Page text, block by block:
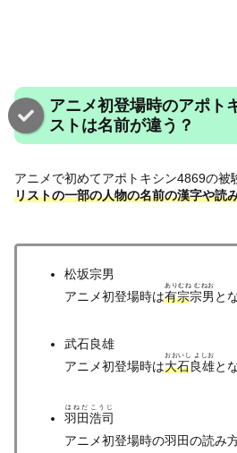
アニメ初登場時のアポト
ストは名前が違う？
アニメで初めてアポトキシン4869の被
リストの一部の人物の名前の漢字や読
松坂宗男
アニメ初登場時は有宗宗男
ありむね むねお
と
武石良雄
アニメ初登場時は大石良雄
おおいし よしお
と
羽田浩司
はねだこうじ
アニメ初登場時の羽田の読み